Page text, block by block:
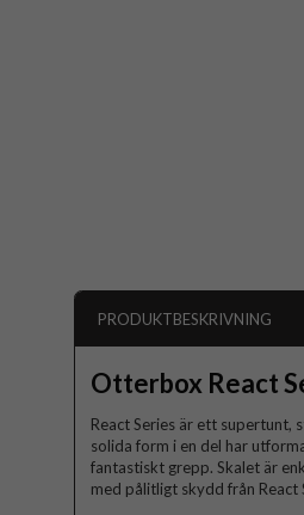
PRODUKTBESKRIVNING
Otterbox React
React Series är ett
solida form i en del har
fantastiskt grepp. Skalet är
med pålitligt skydd från React